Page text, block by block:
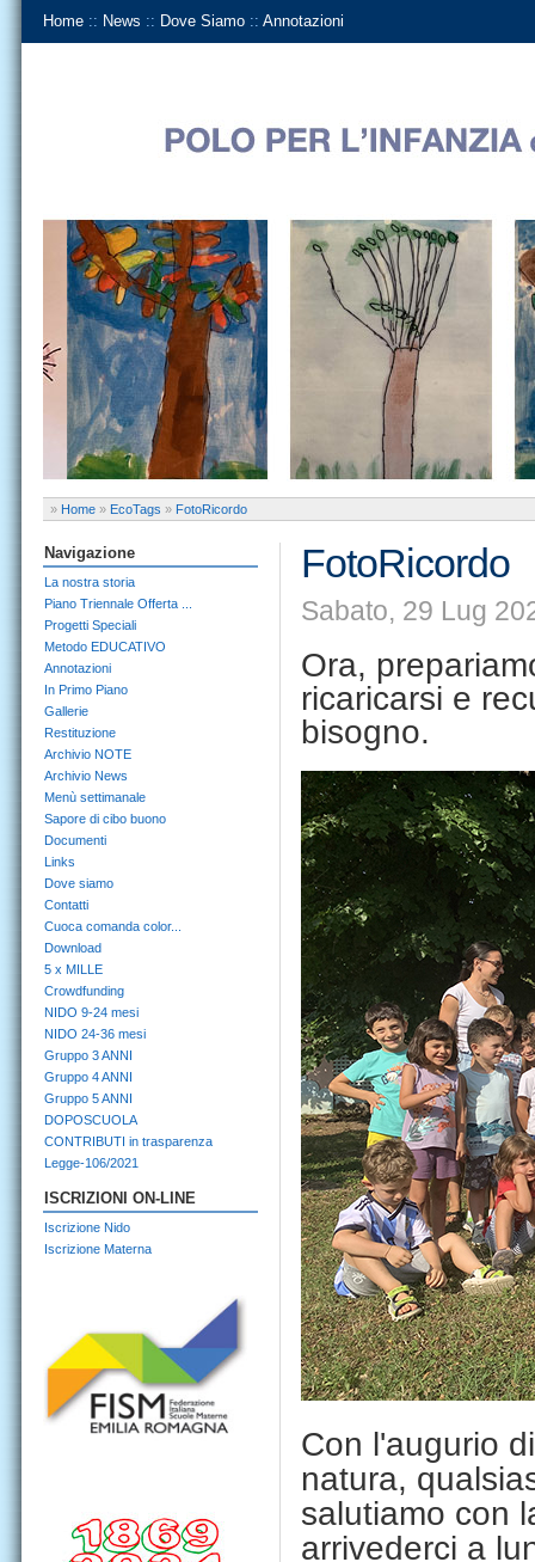
Home :: News :: Dove Siamo :: Annotazioni
» Home » EcoTags » FotoRicordo
FotoRicordo
Sabato, 29 Lug
Ora,
ricaricarsi e
bisogno.
Con l'augurio
natura,
salutiamo con
arrivederci a
Navigazione
La nostra storia
Piano Triennale Offerta ...
Progetti Speciali
Metodo EDUCATIVO
Annotazioni
In Primo Piano
Gallerie
Restituzione
Archivio NOTE
Archivio News
Menù settimanale
Sapore di cibo buono
Documenti
Links
Dove siamo
Contatti
Cuoca comanda color...
Download
5 x MILLE
Crowdfunding
NIDO 9-24 mesi
NIDO 24-36 mesi
Gruppo 3 ANNI
Gruppo 4 ANNI
Gruppo 5 ANNI
DOPOSCUOLA
CONTRIBUTI in trasparenza
Legge-106/2021
ISCRIZIONI ON-LINE
Iscrizione Nido
Iscrizione Materna